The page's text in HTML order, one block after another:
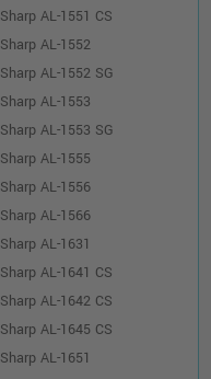
Sharp AL-1551 CS
Sharp AL-1552
Sharp AL-1552 SG
Sharp AL-1553
Sharp AL-1553 SG
Sharp AL-1555
Sharp AL-1556
Sharp AL-1566
Sharp AL-1631
Sharp AL-1641 CS
Sharp AL-1642 CS
Sharp AL-1645 CS
Sharp AL-1651